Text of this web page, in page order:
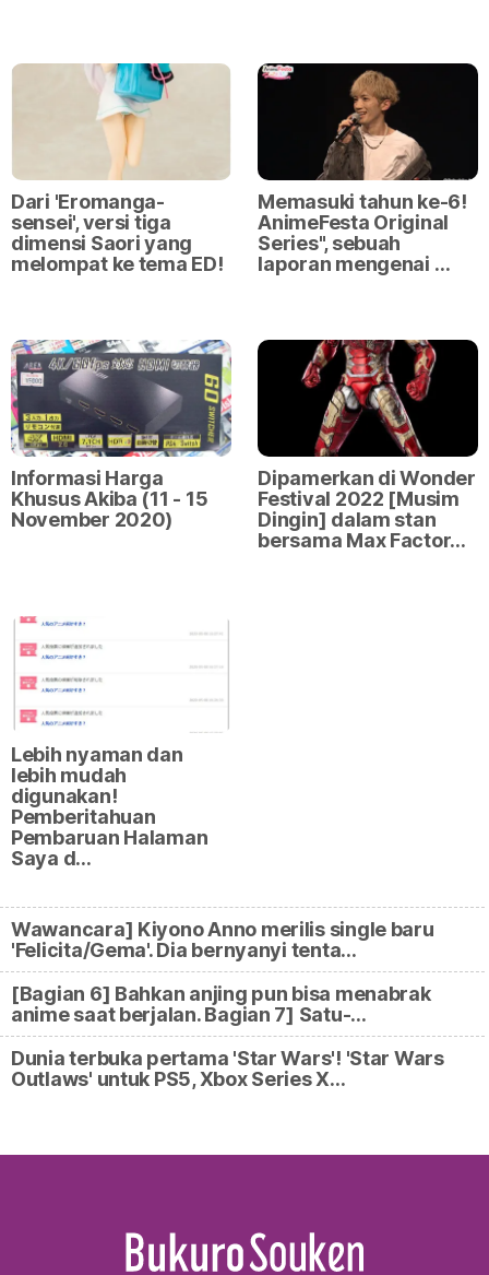
Dari 'Eromanga-
sensei', versi tiga
dimensi Saori yang
melompat ke tema ED!
Memasuki tahun ke-6!
AnimeFesta Original
Series", sebuah
laporan mengenai …
Informasi Harga
Khusus Akiba (11 - 15
November 2020)
Dipamerkan di Wonder
Festival 2022 [Musim
Dingin] dalam stan
bersama Max Factor…
Lebih nyaman dan
lebih mudah
digunakan!
Pemberitahuan
Pembaruan Halaman
Saya d…
Wawancara] Kiyono Anno merilis single baru
'Felicita/Gema'. Dia bernyanyi tenta…
[Bagian 6] Bahkan anjing pun bisa menabrak
anime saat berjalan. Bagian 7] Satu-…
Dunia terbuka pertama 'Star Wars'! 'Star Wars
Outlaws' untuk PS5, Xbox Series X…